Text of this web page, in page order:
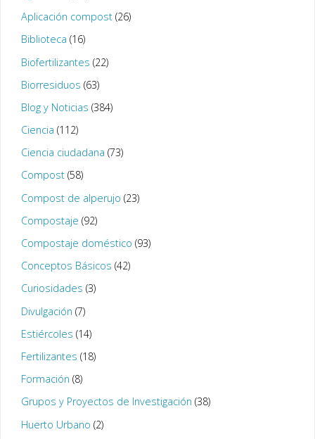
Aplicación compost(26)
Biblioteca (16)
Biofertilizantes (22)
Biorresiduos (63)
Blog y Noticias (384)
Ciencia (112)
Ciencia ciudadana (73)
Compost(58)
Compost de alperujo (23)
Compostaje (92)
Compostaje doméstico (93)
Conceptos Básicos (42)
Curiosidades (3)
Divulgación (7)
Estiércoles (14)
Fertilizantes (18)
Formación (8)
Grupos y Proyectos de Investigación (38)
Huerto Urbano (2)